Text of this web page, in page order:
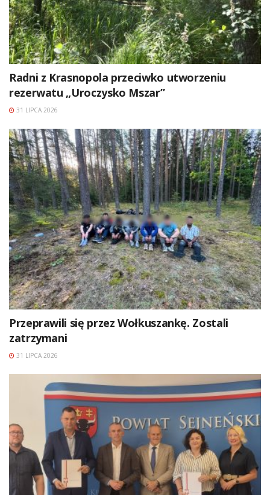
Radni z Krasnopola przeciwko utworzeniu
rezerwatu „Uroczysko Mszar”
31 LIPCA 2026
Przeprawili się przez Wołkuszankę. Zostali
zatrzymani
31 LIPCA 2026